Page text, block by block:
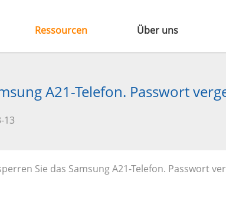
Ressourcen Über uns
A21-Telefon. Passwort
13
Sie das Samsung A21-Telefon. Passwort